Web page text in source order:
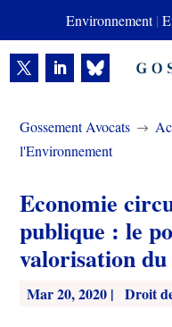
Environnement|
Gossement Avocats $
l'Environnement
Economie
publique : le
valorisation
Mar 20, 2020 | Droit